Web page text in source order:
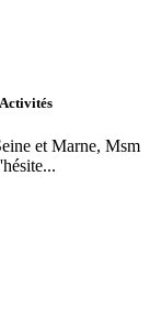
Activités
et Marne, Msm